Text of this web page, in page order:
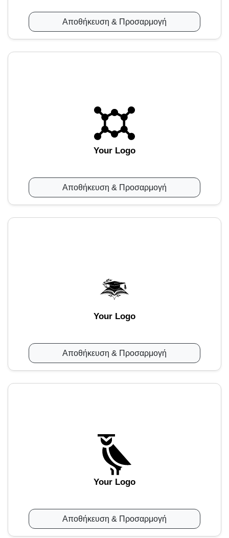
Αποθήκευση & Προσαρμογή
Your Logo
Αποθήκευση & Προσαρμογή
Your Logo
Αποθήκευση & Προσαρμογή
Your Logo
Αποθήκευση & Προσαρμογή